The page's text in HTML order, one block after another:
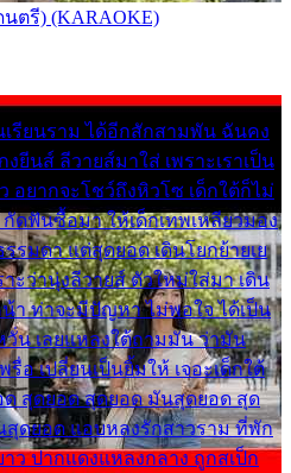
ตรี) (KARAOKE)
รียนราม ได้อีกสักสามพัน ฉันคง
งยีนส์ ลีวายส์มาใส่ เพราะเราเป็น
อยากจะโชว์ถึงหิวโซ เด็กใต้ก็ไม่
ดฟันซื้อมา ให้เด็กเทพเหลียวมอง
รมดา แต่สุดยอด เดินโยกย้ายเย
ะว่านุ่งลีวายส์ ตัวใหม่ใส่มา เดิน
า ท่าจะมีปัญหา ไม่พอใจ ได้เป็น
น เลยแหลงใต้ถามมัน ว่ามัน
อ เปลี่ยนเป็นยิ้มให้ เจอะเด็กใต้
ด สุดยอด สุดยอด มันสุดยอด สุด
ดยอด แอบหลงรักสาวราม ที่พัก
ว ปากแดงแหลงกลาง ถูกสเป็ก